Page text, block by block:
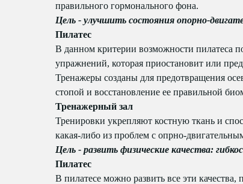
правильного гормонального фона.
Цель - улучшить состояния опорно-
Пилатес
В данном критерии возможности пилатеса
упражнений, которая приостановит или
Тренажеры созданы для предотвращения
стопой и восстановление ее правильной
Тренажерный зал
Тренировки укрепляют костную ткань и
какая-либо из проблем с опрно-
Цель - развить физические качества:
Пилатес
В пилатесе можно развить все эти